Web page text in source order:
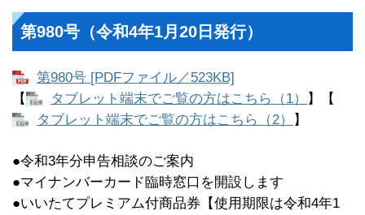
第980号（令和4年1月20日発行）
第980号 [PDFファイル／523KB]
【
タブレット端末でご覧の方はこちら（1）
】【
タブレット端末でご覧の方はこちら（2）
】
●令和3年分申告相談のご案内
●マイナンバーカード臨時窓口を開設します
●いいたてプレミアム付商品券【使用期限は令和4年1